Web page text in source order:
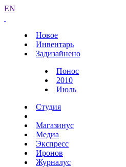
EN
Новое
Инвентарь
Задизайнено
Понос
2010
Июль
Студия
Магазинус
Медиа
Экспресс
Иронов
Журналус